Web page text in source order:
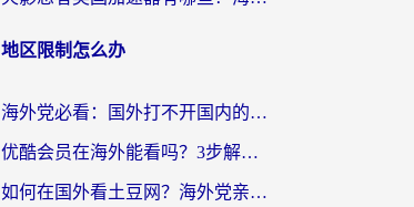
地区限制怎么办
海外党必看：国外打不开国内的app怎么办？3步解决你的乡愁
优酷会员在海外能看吗？3步解决海外追剧难题，附实测好用加速器推荐
如何在国外看土豆网？海外党亲测有效的追剧加速器选择指南